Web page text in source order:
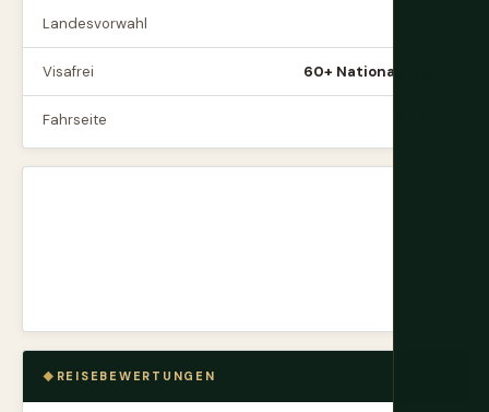
Landesvorwahl
Visafrei 60+ Nationalitäten
Fahrseite
REISEBEWERTUNGEN